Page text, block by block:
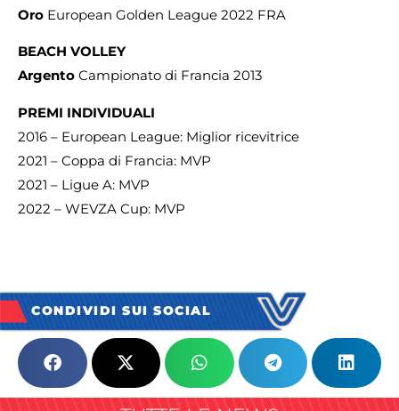
Oro European Golden League 2022 FRA
BEACH VOLLEY
Argento Campionato di Francia 2013
PREMI INDIVIDUALI
2016 – European League: Miglior ricevitrice
2021 – Coppa di Francia: MVP
2021 – Ligue A: MVP
2022 – WEVZA Cup: MVP
CONDIVIDI SUI SOCIAL